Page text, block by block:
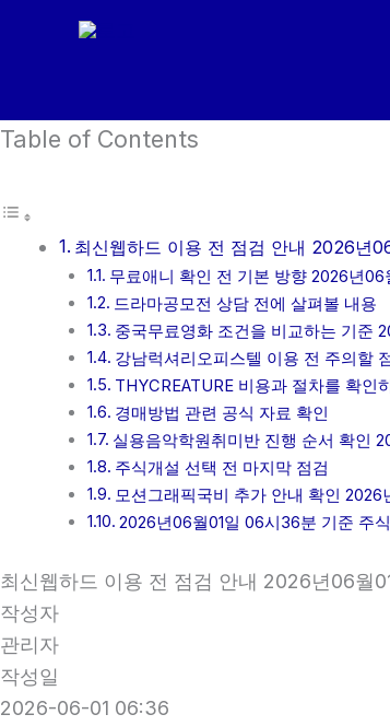
건
뛰
Table of Contents
최신웹하드 이용 전 점검 안내 2026년
무료애니 확인 전 기본 방향 2026년06
드라마공모전 상담 전에 살펴볼 내용
중국무료영화 조건을 비교하는 기준
강남럭셔리오피스텔 이용 전 주의할
THYCREATURE 비용과 절차를 확
경매방법 관련 공식 자료 확인
실용음악학원취미반 진행 순서 확인
주식개설 선택 전 마지막 점검
모션그래픽국비 추가 안내 확인 2026
2026년06월01일 06시36분 기준 주
최신웹하드 이용 전 점검 안내 2026년06월
작성자
관리자
작성일
2026-06-01 06:36